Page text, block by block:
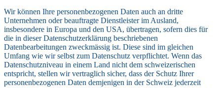
Wir können Ihre personenbezogenen Daten auch an dritte
Unternehmen oder beauftragte Dienstleister im Ausland,
insbesondere in Europa und den USA, übertragen, sofern dies für
die in dieser Datenschutzerklärung beschriebenen
Datenbearbeitungen zweckmässig ist. Diese sind im gleichen
Umfang wie wir selbst zum Datenschutz verpflichtet. Wenn das
Datenschutzniveau in einem Land nicht dem schweizerischen
entspricht, stellen wir vertraglich sicher, dass der Schutz Ihrer
personenbezogenen Daten demjenigen in der Schweiz jederzeit